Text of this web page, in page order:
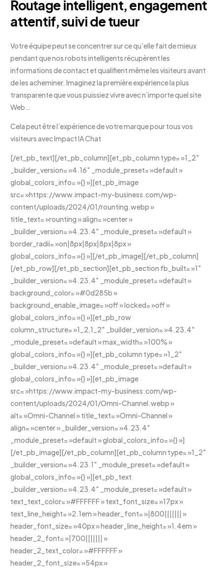
Routage intelligent, engagement
attentif, suivi de tueur
Votre équipe peut se concentrer sur ce qu’elle fait de mieux
pendant que nos robots intelligents récupèrent les
informations de contact et qualifient même les visiteurs avant
de les acheminer. Imaginez la première expérience la plus
transparente que vous puissiez vivre avec n’importe quel site
Web…
Cela peut être l’expérience de votre marque pour tous vos
visiteurs avec Impact IA Chat
[/et_pb_text][/et_pb_column][et_pb_column type= »1_2″
_builder_version= »4.16″ _module_preset= »default »
global_colors_info= »{} »][et_pb_image
src= »https://www.impact-my-business.com/wp-
content/uploads/2024/01/rounting.webp »
title_text= »rounting » align= »center »
_builder_version= »4.23.4″ _module_preset= »default »
border_radii= »on|8px|8px|8px|8px »
global_colors_info= »{} »][/et_pb_image][/et_pb_column]
[/et_pb_row][/et_pb_section][et_pb_section fb_built= »1″
_builder_version= »4.23.4″ _module_preset= »default »
background_color= »#0d285b »
background_enable_image= »off » locked= »off »
global_colors_info= »{} »][et_pb_row
column_structure= »1_2,1_2″ _builder_version= »4.23.4″
_module_preset= »default » max_width= »100% »
global_colors_info= »{} »][et_pb_column type= »1_2″
_builder_version= »4.23.4″ _module_preset= »default »
global_colors_info= »{} »][et_pb_image
src= »https://www.impact-my-business.com/wp-
content/uploads/2024/01/Omni-Channel.webp »
alt= »Omni-Channel » title_text= »Omni-Channel »
align= »center » _builder_version= »4.23.4″
_module_preset= »default » global_colors_info= »{} »]
[/et_pb_image][/et_pb_column][et_pb_column type= »1_2″
_builder_version= »4.23.1″ _module_preset= »default »
global_colors_info= »{} »][et_pb_text
_builder_version= »4.23.4″ _module_preset= »default »
text_text_color= »#FFFFFF » text_font_size= »17px »
text_line_height= »2.1em » header_font= »|800||||||| »
header_font_size= »40px » header_line_height= »1.4em »
header_2_font= »|700||||||| »
header_2_text_color= »#FFFFFF »
header_2_font_size= »54px »